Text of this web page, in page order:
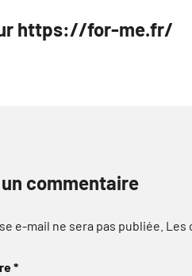
https://for-me.fr/
commentaire
e-mail ne sera pas publiée. Les
*